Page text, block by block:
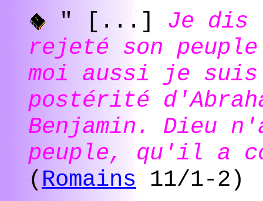
" [...]
Je dis
rejeté son
moi aussi je
postérité
Benjamin. Dieu
peuple, qu'il a
(Romains 11/1-2)